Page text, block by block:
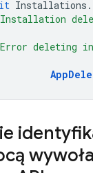
Installations .
deleting